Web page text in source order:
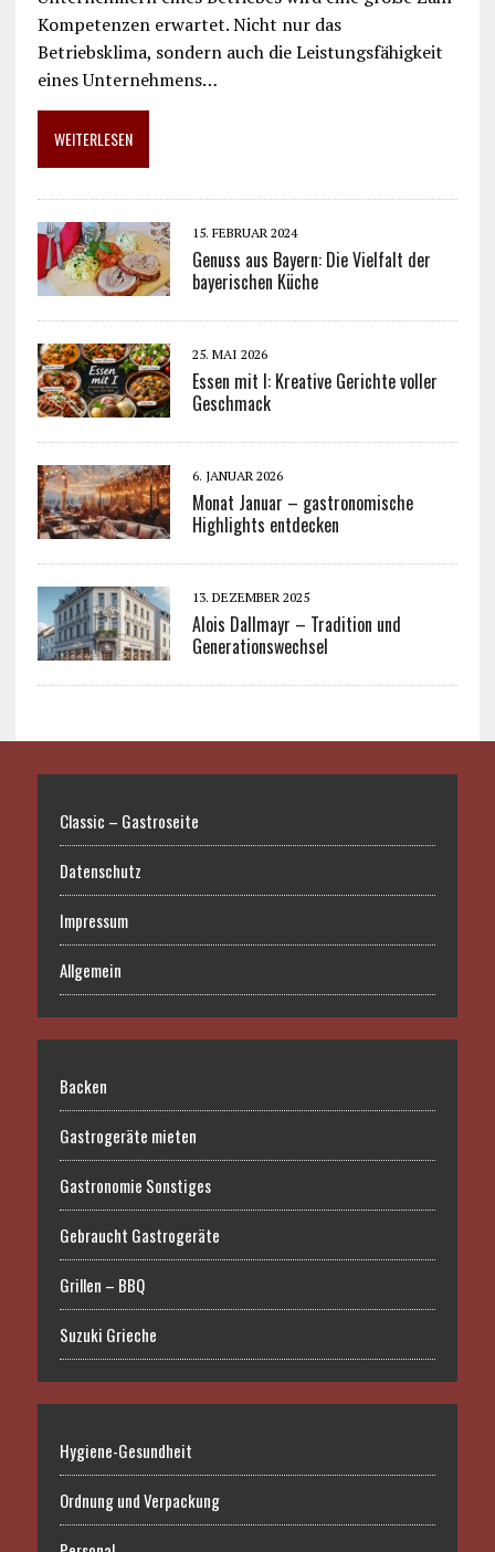
Kompetenzen erwartet. Nicht nur das
Betriebsklima, sondern auch die Leistungsfähigkeit
eines Unternehmens…
WEITERLESEN
15. FEBRUAR 2024
Genuss aus Bayern: Die Vielfalt der
bayerischen Küche
25. MAI 2026
Essen mit I: Kreative Gerichte voller
Geschmack
6. JANUAR 2026
Monat Januar – gastronomische
Highlights entdecken
13. DEZEMBER 2025
Alois Dallmayr – Tradition und
Generationswechsel
Classic – Gastroseite
Datenschutz
Impressum
Allgemein
Backen
Gastrogeräte mieten
Gastronomie Sonstiges
Gebraucht Gastrogeräte
Grillen – BBQ
Suzuki Grieche
Hygiene-Gesundheit
Ordnung und Verpackung